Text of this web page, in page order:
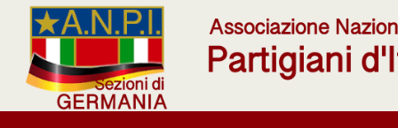
Salta
contenuto